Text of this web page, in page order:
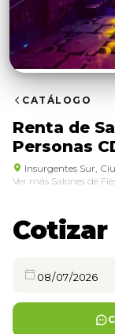
CATÁLOGO
Renta de
Personas
Insurgentes Sur,
Ver más Salones de
Cotizar